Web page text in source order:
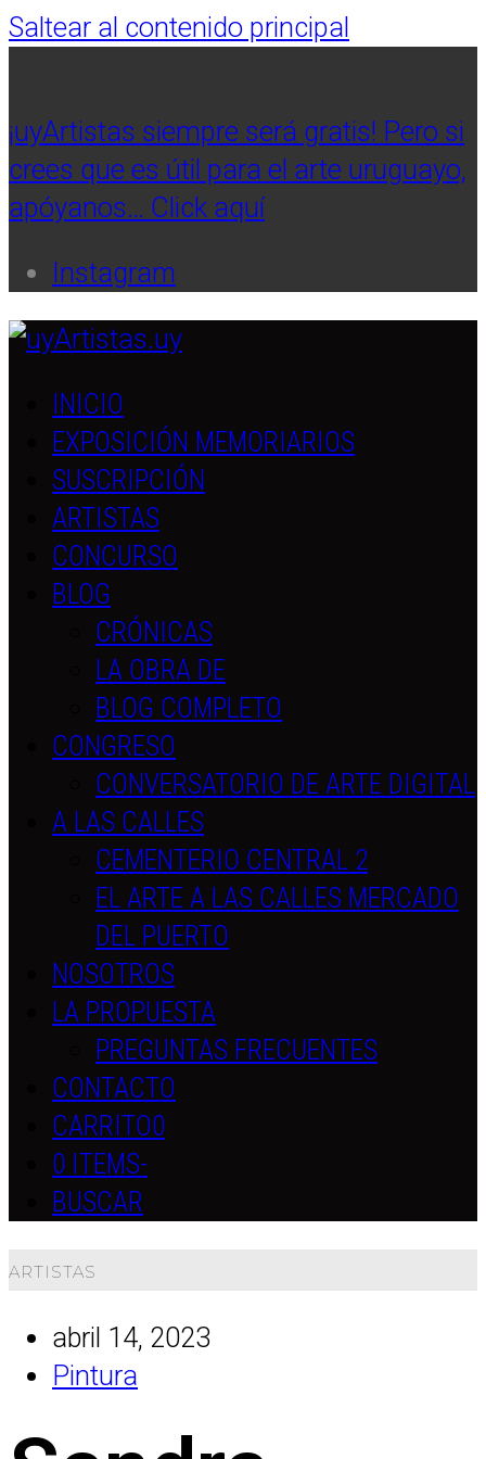
Saltear al contenido principal
¡uyArtistas siempre será gratis! Pero si
crees que es útil para el arte uruguayo,
apóyanos… Click aquí
Instagram
INICIO
EXPOSICIÓN MEMORIARIOS
SUSCRIPCIÓN
ARTISTAS
CONCURSO
BLOG
CRÓNICAS
LA OBRA DE
BLOG COMPLETO
CONGRESO
CONVERSATORIO DE ARTE DIGITAL
A LAS CALLES
CEMENTERIO CENTRAL 2
EL ARTE A LAS CALLES MERCADO
DEL PUERTO
NOSOTROS
LA PROPUESTA
PREGUNTAS FRECUENTES
CONTACTO
CARRITO0
0 ITEMS-
BUSCAR
ARTISTAS
abril 14, 2023
Pintura